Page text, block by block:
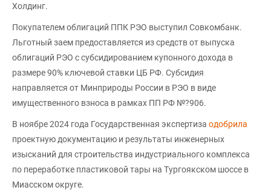
Холдинг.
Покупателем облигаций ППК РЭО выступил Совкомбанк.
Льготный заем предоставляется из средств от выпуска
облигаций РЭО с субсидированием купонного дохода в
размере 90% ключевой ставки ЦБ РФ. Субсидия
направляется от Минприроды России в РЭО в виде
имущественного взноса в рамках ПП РФ №?906.
В ноябре 2024 года Государственная экспертиза одобрила
проектную документацию и результаты инженерных
изысканий для строительства индустриального комплекса
по переработке пластиковой тары на Тургоякском шоссе в
Миасском округе.